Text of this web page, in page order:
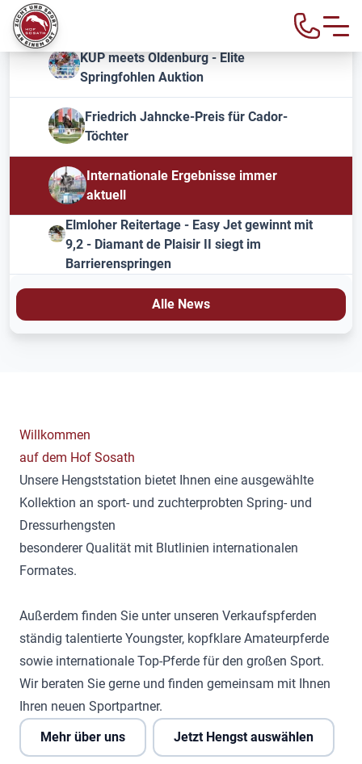
KUP meets Oldenburg - Elite
Springfohlen Auktion
Friedrich Jahncke-Preis für Cador-
Töchter
Internationale Ergebnisse immer
aktuell
Elmloher Reitertage - Easy Jet gewinnt mit
9,2 - Diamant de Plaisir II siegt im
Barrierenspringen
Alle News
Willkommen
auf dem Hof Sosath
Unsere Hengststation bietet Ihnen eine ausgewählte
Kollektion an sport- und zuchterprobten Spring- und
Dressurhengsten
besonderer Qualität mit Blutlinien internationalen
Formates.
Außerdem finden Sie unter unseren Verkaufspferden
ständig talentierte Youngster, kopfklare Amateurpferde
sowie internationale Top-Pferde für den großen Sport.
Wir beraten Sie gerne und finden gemeinsam mit Ihnen
Ihren neuen Sportpartner.
Mehr über uns
Jetzt Hengst auswählen